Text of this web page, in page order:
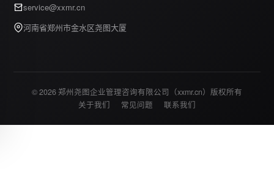
service@xxmr.cn
河南省郑州市金水区尧图大厦
© 2026 郑州尧图企业管理咨询有限公司（xxmr.cn）版权所有
关于我们
常见问题 联系我们